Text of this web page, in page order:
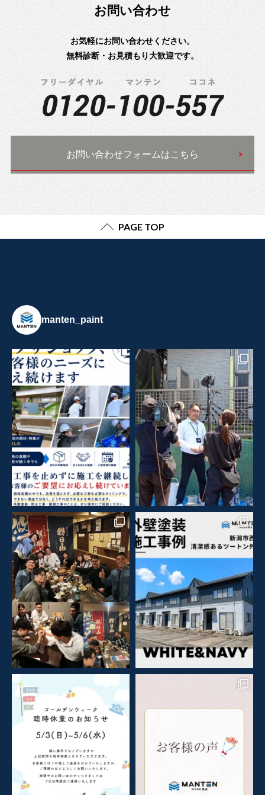
お問い合わせ
お気軽にお問い合わせください。
無料診断・お見積もり大歓迎です。
お問い合わせフォームはこちら
PAGE TOP
manten_paint